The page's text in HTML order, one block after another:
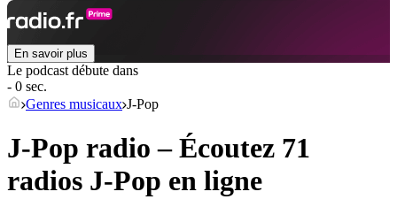
En savoir plus
Le podcast débute dans
- 0 sec.
Genres musicaux J-Pop
J-Pop radio – Écoutez 71
radios J-Pop en ligne